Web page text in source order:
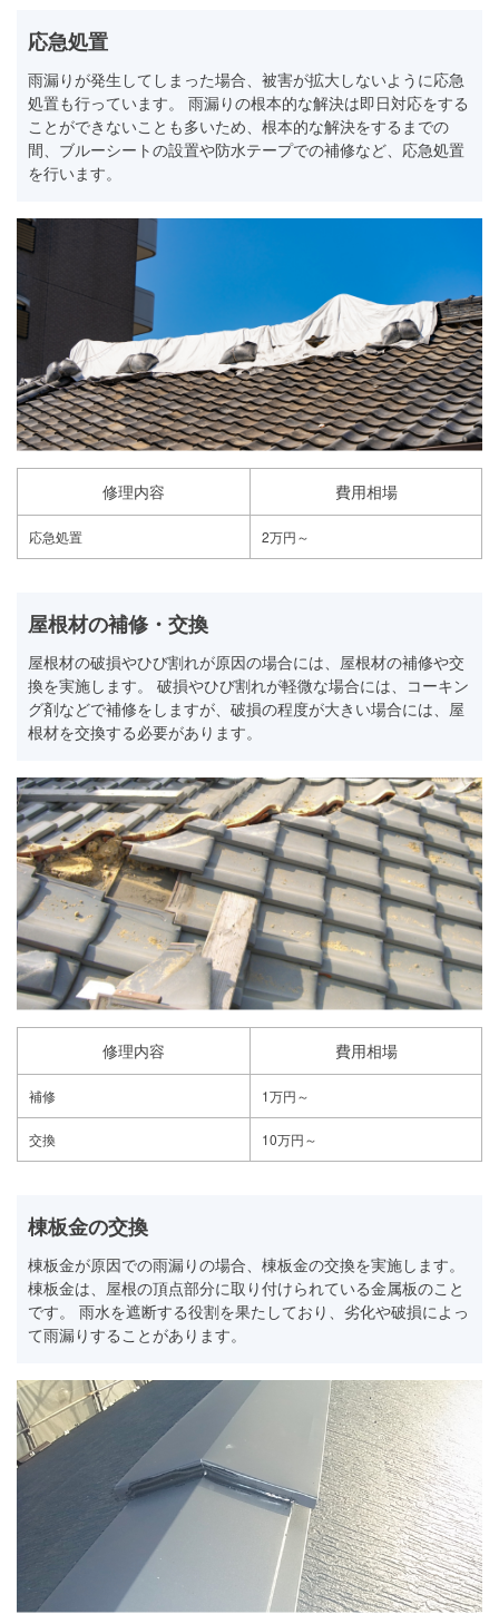
応急処置
雨漏りが発生してしまった場合、被害が拡大しないように応急
処置も行っています。 雨漏りの根本的な解決は即日対応をする
ことができないことも多いため、根本的な解決をするまでの
間、ブルーシートの設置や防水テープでの補修など、応急処置
を行います。
修理内容 費用相場
応急処置 2万円～
屋根材の補修・交換
屋根材の破損やひび割れが原因の場合には、屋根材の補修や交
換を実施します。 破損やひび割れが軽微な場合には、コーキン
グ剤などで補修をしますが、破損の程度が大きい場合には、屋
根材を交換する必要があります。
修理内容 費用相場
補修 1万円～
交換 10万円～
棟板金の交換
棟板金が原因での雨漏りの場合、棟板金の交換を実施します。
棟板金は、屋根の頂点部分に取り付けられている金属板のこと
です。 雨水を遮断する役割を果たしており、劣化や破損によっ
て雨漏りすることがあります。